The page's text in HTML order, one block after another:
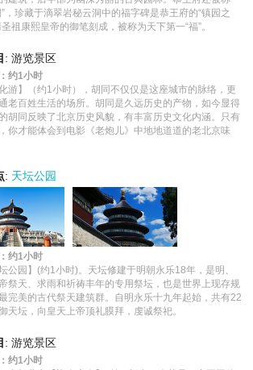
”，珍藏于滴翠岩秘云洞中的福字碑是恭王府的“镇园之
祖康熙皇帝的御笔刻成，被称为天下第一“福”。
: 游览景区
约1小时
化游】（约1小时），胡同不仅仅是这座城市的脉络，更
老百姓生活的场所。胡同是久远历史的产物，如今显得
胡同反映了北京历史风貌，有丰富历史文化内涵。只有
你才能体会到电影《老炮儿》中地地道道的老北京味
: 天坛公园
约1小时
公园】(约1小时)。天坛修建于明朝永乐18年，是明、
祭天、求雨和祈祷丰年的专用祭坛，也是世界上现存规
完美的古代祭天建筑群。自明永乐十九年起始，共有22
天坛，向皇天上帝顶礼膜拜，虔诚祭祀。
: 游览景区
约1小时